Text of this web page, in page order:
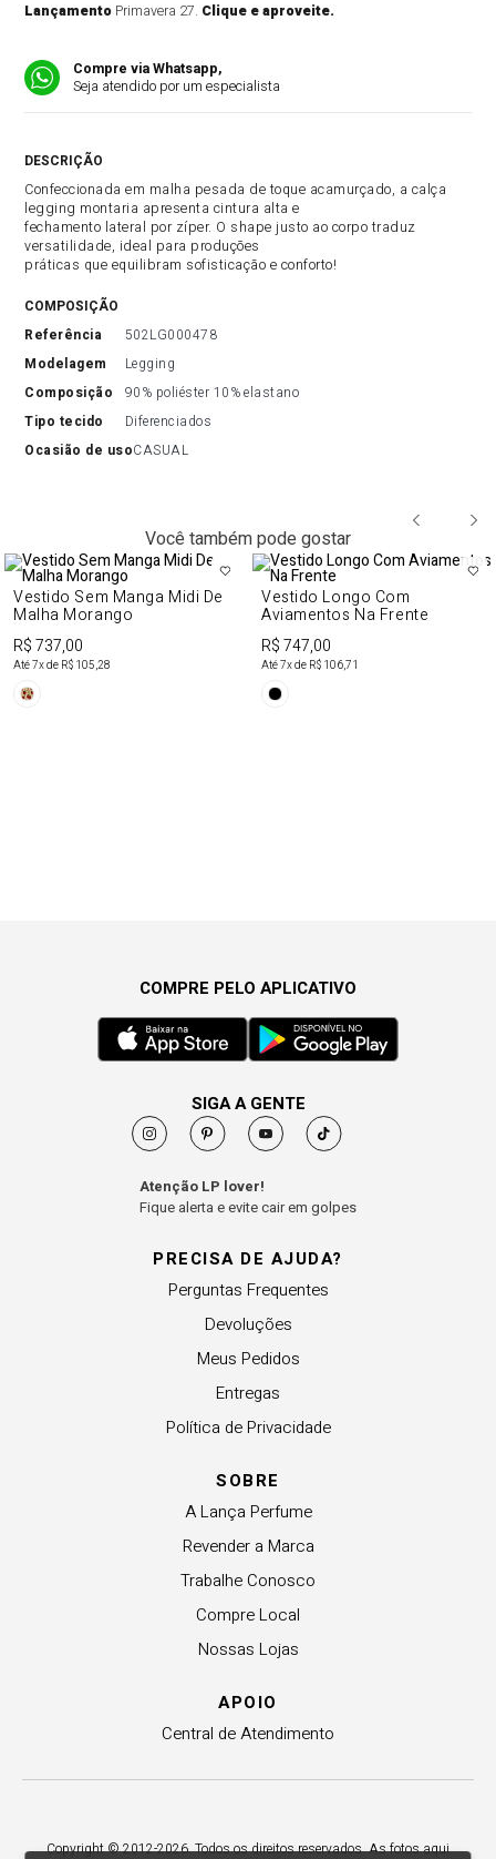
Lançamento Primavera 27. Clique e aproveite.
Compre via Whatsapp,
Seja atendido por um especialista
Confeccionada em malha pesada de toque acamurçado, a calça
legging montaria apresenta cintura alta e
fechamento lateral por zíper. O shape justo ao corpo traduz
versatilidade, ideal para produções
práticas que equilibram sofisticação e conforto!
COMPOSIÇÃO
referência
502LG000478
modelagem
Legging
composição
90% poliéster 10% elastano
tipo tecido
Diferenciados
ocasião de usoCASUAL
Você também pode gostar
Vestido Sem Manga Midi De
Malha Morango
R$ 737,00
Até7x de R$ 105,28
Vestido Longo Com
Aviamentos Na Frente
R$ 747,00
Até7x de R$ 106,71
PRECISA DE AJUDA?
Perguntas Frequentes
Devoluções
Meus Pedidos
Entregas
Política de Privacidade
SOBRE
A Lança Perfume
Revender a Marca
Trabalhe Conosco
Compre Local
Nossas Lojas
APOIO
Central de Atendimento
COMPRE PELO APLICATIVO
SIGA A GENTE
Atenção LP lover!
Fique alerta e evite cair em golpes
Copyright © 2012-2026. Todos os direitos reservados. As fotos aqui